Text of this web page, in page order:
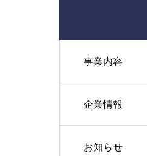
Labor
Association
事業内容
企業情報
お知らせ